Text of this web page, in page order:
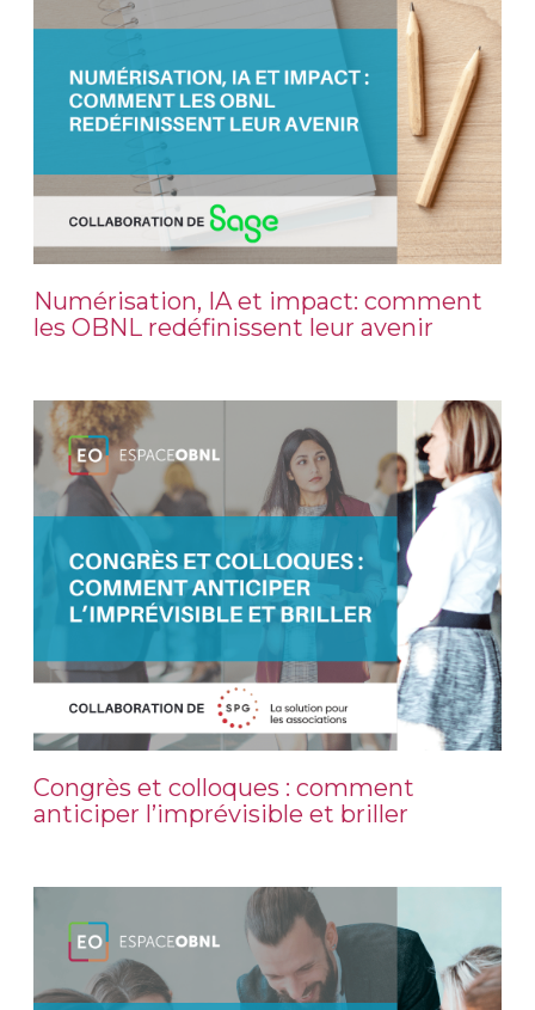
Numérisation, IA et impact: comment
les OBNL redéfinissent leur avenir
Congrès et colloques : comment
anticiper l’imprévisible et briller